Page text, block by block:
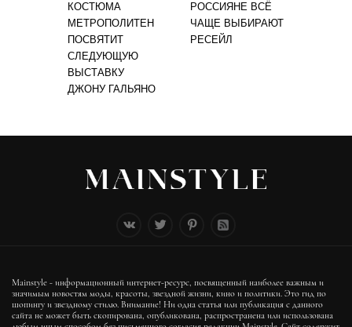
КОСТЮМА
МЕТРОПОЛИТЕН
ПОСВЯТИТ
СЛЕДУЮЩУЮ
ВЫСТАВКУ
ДЖОНУ ГАЛЬЯНО
РОССИЯНЕ ВСЁ
ЧАЩЕ ВЫБИРАЮТ
РЕСЕЙЛ
Mainstyle - информационный интернет-ресурс, посвященный наиболее важным и
значимым новостям моды, красоты, звездной жизни, кино и политики. Это гид по
шопингу и звездному стилю. Внимание! Ни одна статья или публикация с данного
сайта не может быть скопирована, опубликована, распространена или использована